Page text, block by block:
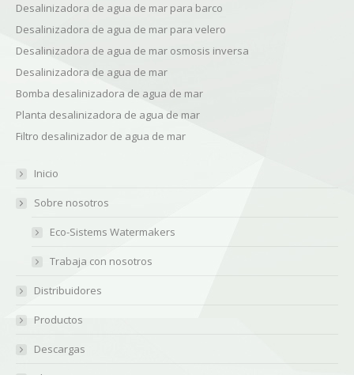
Desalinizadora de agua de mar para barco
Desalinizadora de agua de mar para velero
Desalinizadora de agua de mar osmosis inversa
Desalinizadora de agua de mar
Bomba desalinizadora de agua de mar
Planta desalinizadora de agua de mar
Filtro desalinizador de agua de mar
Inicio
Sobre nosotros
Eco-Sistems Watermakers
Trabaja con nosotros
Distribuidores
Productos
Descargas